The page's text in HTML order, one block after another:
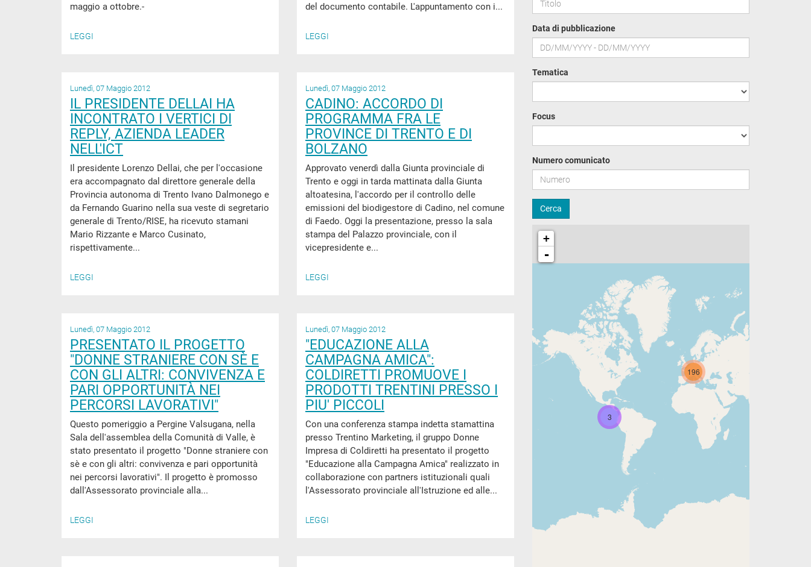
maggio a ottobre.-
LEGGI
del documento contabile. L'appuntamento con i...
LEGGI
Lunedì, 07 Maggio 2012
IL PRESIDENTE DELLAI HA
INCONTRATO I VERTICI DI
REPLY, AZIENDA LEADER
NELL'ICT
Il presidente Lorenzo Dellai, che per l'occasione
era accompagnato dal direttore generale della
Provincia autonoma di Trento Ivano Dalmonego e
da Fernando Guarino nella sua veste di segretario
generale di Trento/RISE, ha ricevuto stamani
Mario Rizzante e Marco Cusinato,
rispettivamente...
LEGGI
Lunedì, 07 Maggio 2012
CADINO: ACCORDO DI
PROGRAMMA FRA LE
PROVINCE DI TRENTO E DI
BOLZANO
Approvato venerdì dalla Giunta provinciale di
Trento e oggi in tarda mattinata dalla Giunta
altoatesina, l'accordo per il controllo delle
emissioni del biodigestore di Cadino, nel comune
di Faedo. Oggi la presentazione, presso la sala
stampa del Palazzo provinciale, con il
vicepresidente e...
LEGGI
Lunedì, 07 Maggio 2012
PRESENTATO IL PROGETTO
"DONNE STRANIERE CON SÈ E
CON GLI ALTRI: CONVIVENZA E
PARI OPPORTUNITÀ NEI
PERCORSI LAVORATIVI"
Questo pomeriggio a Pergine Valsugana, nella
Sala dell'assemblea della Comunità di Valle, è
stato presentato il progetto "Donne straniere con
sè e con gli altri: convivenza e pari opportunità
nei percorsi lavorativi". Il progetto è promosso
dall'Assessorato provinciale alla...
LEGGI
Lunedì, 07 Maggio 2012
"EDUCAZIONE ALLA
CAMPAGNA AMICA":
COLDIRETTI PROMUOVE I
PRODOTTI TRENTINI PRESSO I
PIU' PICCOLI
Con una conferenza stampa indetta stamattina
presso Trentino Marketing, il gruppo Donne
Impresa di Coldiretti ha presentato il progetto
"Educazione alla Campagna Amica" realizzato in
collaborazione con partners istituzionali quali
l'Assessorato provinciale all'Istruzione ed alle...
LEGGI
Data di pubblicazione
Tematica
Focus
Numero comunicato
Cerca
3
196
+
-